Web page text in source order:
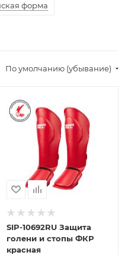
форма
По умолчанию (убывание)
SIP-10692RU Защита
голени и стопы ФКР
красная